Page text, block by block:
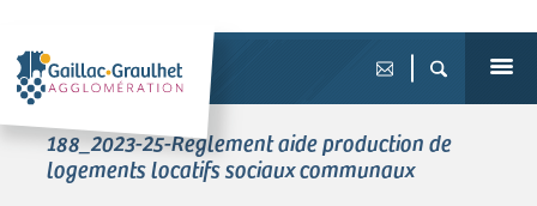
188_2023-25-Règlement aide production de
logements locatifs sociaux communaux